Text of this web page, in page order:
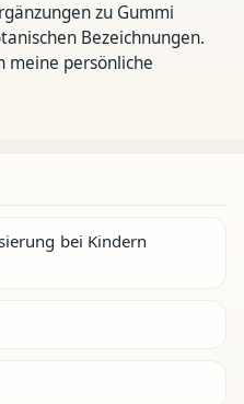
zu Gummi
Bezeichnungen.
meine persönliche
bei Kindern